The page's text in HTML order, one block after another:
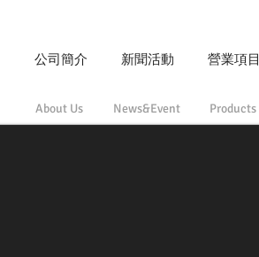
公司簡介 新聞活動 營業項目
About Us News&Event Products